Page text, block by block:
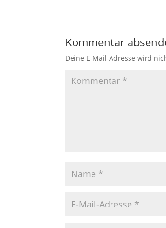
Kommentar
Deine E-Mail-Adresse wird